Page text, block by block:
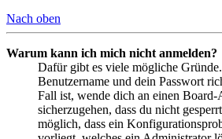
Nach oben
Warum kann ich mich nicht anmelden?
Dafür gibt es viele mögliche
Benutzername und dein Passwort
Fall ist, wende dich an einen
sicherzugehen, dass du nicht
möglich, dass ein